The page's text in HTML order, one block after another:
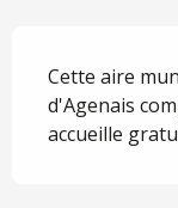
Cette aire
d'Agenais
accueille